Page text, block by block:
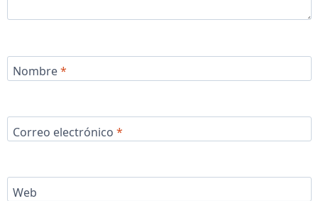
Nombre*
Correo electrónico *
Web